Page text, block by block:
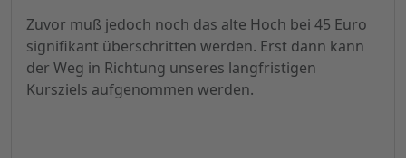
Zuvor muß jedoch noch das alte Hoch bei 45 Euro
signifikant überschritten werden. Erst dann kann
der Weg in Richtung unseres langfristigen
Kursziels aufgenommen werden.